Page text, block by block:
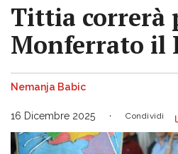
Tittia correrà
Monferrato il
Nemanja Babic
16 Dicembre 2025 Condividi